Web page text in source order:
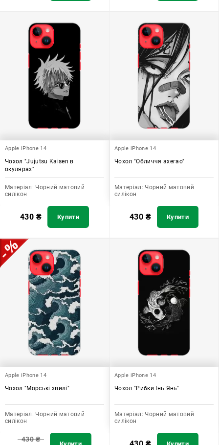
Apple iPhone 14
Чохол "Jujutsu Kaisen в
окулярах"
Матеріал: Чорний матовий
силікон
430 ₴ Купити
Apple iPhone 14
Чохол "Обличчя ахегао"
Матеріал: Чорний матовий
силікон
430 ₴ Купити
Apple iPhone 14
Чохол "Морські хвилі"
Матеріал: Чорний матовий
силікон
430₴
Apple iPhone 14
Чохол "Рибки Інь Янь"
Матеріал: Чорний матовий
силікон